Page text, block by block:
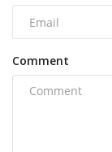
Comment